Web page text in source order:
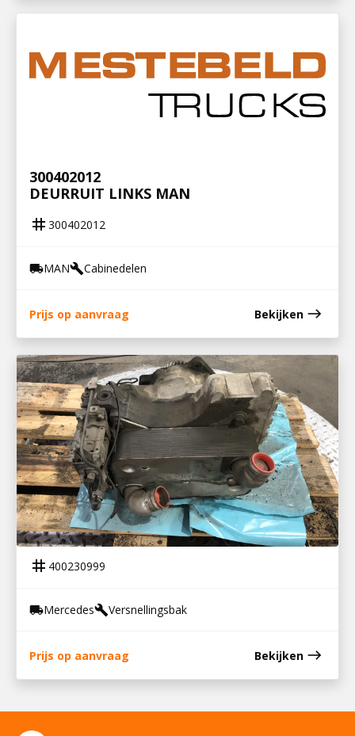
300402012
DEURRUIT LINKS MAN
tag 300402012
local_shippingMANbuildCabinedelen
Prijs op aanvraag Bekijken east
400230999
VOITH R115H RETARDER MB G211-16
tag 400230999
local_shippingMercedesbuildVersnellingsbak
Prijs op aanvraag Bekijken east